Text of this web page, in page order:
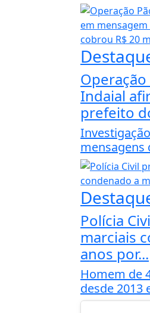
Indaial
prefeito
mensagens
Polícia
marciais
anos por...
Homem de
desde 2013